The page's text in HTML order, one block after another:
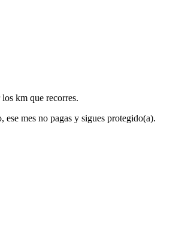
km que recorres.
mes no pagas y sigues protegido(a).